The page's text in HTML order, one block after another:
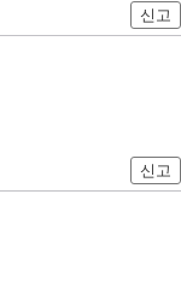
신고
신고